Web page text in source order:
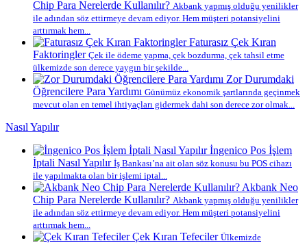
Chip Para Nerelerde Kullanılır? Akbank yapmış olduğu yenilikler
ile adından söz ettirmeye devam ediyor. Hem müşteri potansiyelini
arttırmak hem...
Faturasız Çek Kıran
Faktoringler Çek ile ödeme yapma, çek bozdurma, çek tahsil etme
ülkemizde son derece yaygın bir şekilde...
Zor Durumdaki
Öğrencilere Para Yardımı Günümüz ekonomik şartlarında geçinmek
mevcut olan en temel ihtiyaçları gidermek dahi son derece zor olmak...
Nasıl Yapılır
İngenico Pos İşlem
İptali Nasıl Yapılır İş Bankası’na ait olan söz konusu bu POS cihazı
ile yapılmakta olan bir işlemi iptal...
Akbank Neo
Chip Para Nerelerde Kullanılır? Akbank yapmış olduğu yenilikler
ile adından söz ettirmeye devam ediyor. Hem müşteri potansiyelini
arttırmak hem...
Çek Kıran Tefeciler Ülkemizde